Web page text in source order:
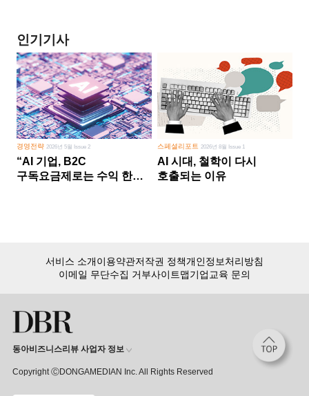
인기기사
경영전략 2026년 5월 Issue 2
“AI 기업, B2C
구독요금제로는 수익 한계
스페셜리포트 2026년 8월 Issue 1
AI 시대, 철학이 다시
호출되는 이유
서비스 소개이용약관저작권 정책개인정보처리방침
이메일 무단수집 거부사이트맵기업교육 문의
동아비즈니스리뷰 사업자 정보
Copyright ⒸDONGAMEDIAN Inc. All Rights Reserved